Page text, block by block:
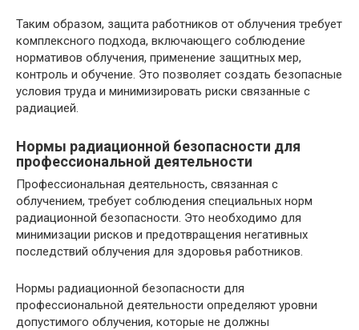
Таким образом, защита работников от облучения требует
комплексного подхода, включающего соблюдение
нормативов облучения, применение защитных мер,
контроль и обучение. Это позволяет создать безопасные
условия труда и минимизировать риски связанные с
радиацией.
Нормы радиационной безопасности для
профессиональной деятельности
Профессиональная деятельность, связанная с
облучением, требует соблюдения специальных норм
радиационной безопасности. Это необходимо для
минимизации рисков и предотвращения негативных
последствий облучения для здоровья работников.
Нормы радиационной безопасности для
профессиональной деятельности определяют уровни
допустимого облучения, которые не должны